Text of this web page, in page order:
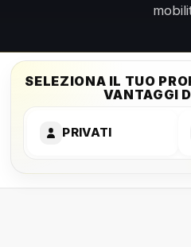
SELEZIONA IL TUO
VANTAGGI
PRIVATI